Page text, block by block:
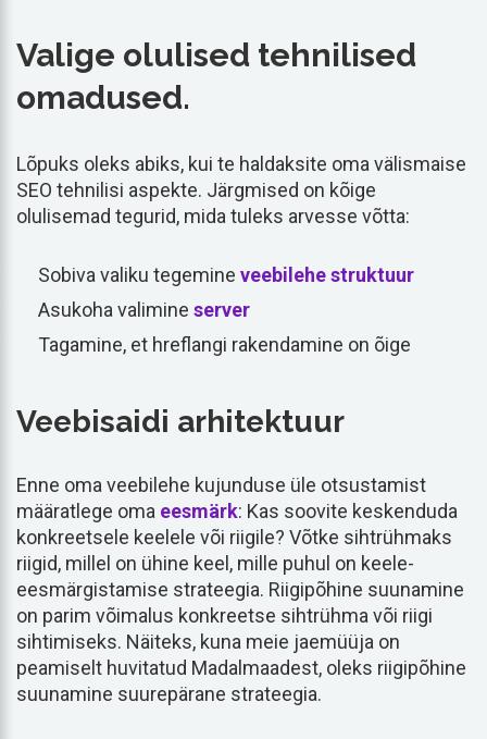
Valige olulised tehnilised
omadused.
Lõpuks oleks abiks, kui te haldaksite oma välismaise
SEO tehnilisi aspekte. Järgmised on kõige
olulisemad tegurid, mida tuleks arvesse võtta:
Sobiva valiku tegemine veebilehe struktuur
Asukoha valimine server
Tagamine, et hreflangi rakendamine on õige
Veebisaidi arhitektuur
Enne oma veebilehe kujunduse üle otsustamist
määratlege oma eesmärk: Kas soovite keskenduda
konkreetsele keelele või riigile? Võtke sihtrühmaks
riigid, millel on ühine keel, mille puhul on keele-
eesmärgistamise strateegia. Riigipõhine suunamine
on parim võimalus konkreetse sihtrühma või riigi
sihtimiseks. Näiteks, kuna meie jaemüüja on
peamiselt huvitatud Madalmaadest, oleks riigipõhine
suunamine suurepärane strateegia.